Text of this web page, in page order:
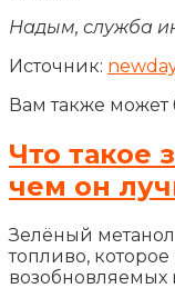
Надым, служба
Источник:
Вам также может
Что такое
чем он
Зелёный
топливо,
возобновляемых